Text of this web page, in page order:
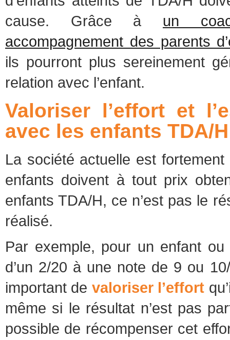
cause. Grâce à un
accompagnement des parents
ils pourront plus sereinement
relation avec l’enfant.
Valoriser l’effort et
avec les enfants TDA/H
La société actuelle est
enfants doivent à tout prix
enfants TDA/H, ce n’est pas le
réalisé.
Par exemple, pour un enfant ou
d’un 2/20 à une note de 9 ou
important de valoriser l’effort
même si le résultat n’est pas
possible de récompenser cet